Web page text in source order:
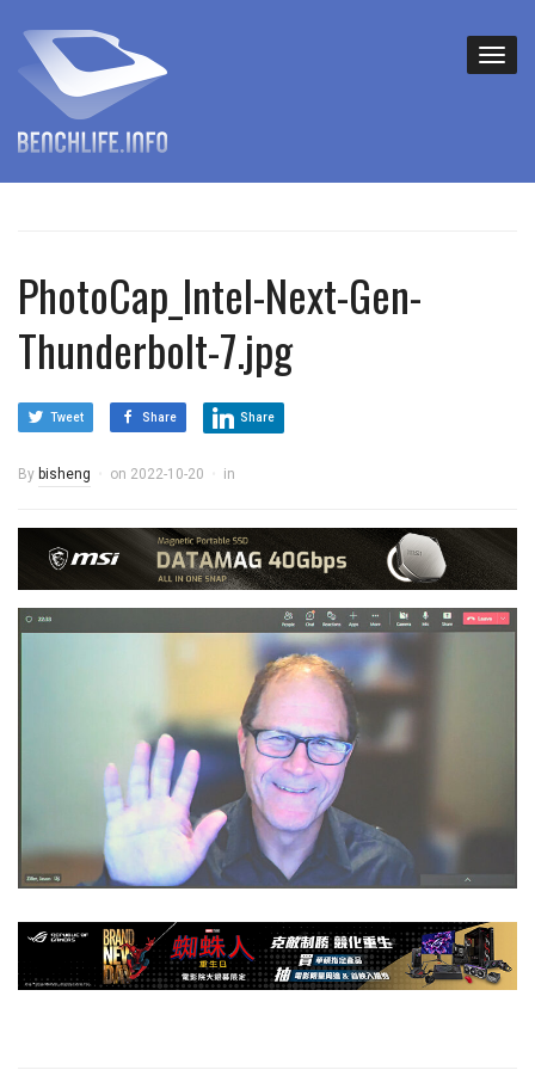
PhotoCap_Intel-Next-Gen-
Thunderbolt-7.jpg
Tweet Share Share
By bisheng on 2022-10-20 in